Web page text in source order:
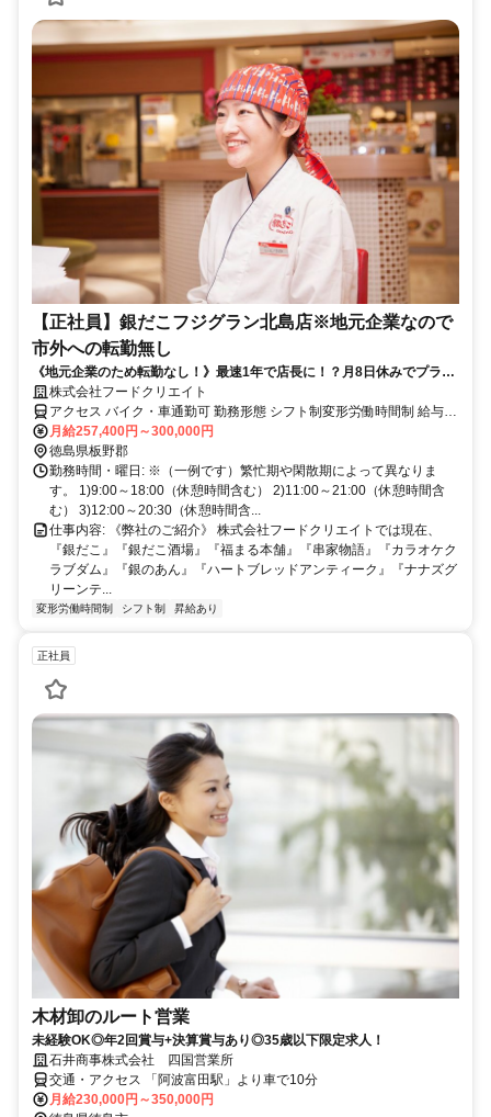
【正社員】銀だこフジグラン北島店※地元企業なので
市外への転勤無し
《地元企業のため転勤なし！》最速1年で店長に！？月8日休みでプライ
ベート充実！
株式会社フードクリエイト
アクセス バイク・車通勤可 勤務形態 シフト制変形労働時間制 給与・
待遇
月給257,400円～300,000円
徳島県板野郡
勤務時間・曜日: ※（一例です）繁忙期や閑散期によって異なりま
す。 1)9:00～18:00（休憩時間含む） 2)11:00～21:00（休憩時間含
む） 3)12:00～20:30（休憩時間含...
仕事内容: 《弊社のご紹介》 株式会社フードクリエイトでは現在、
『銀だこ』『銀だこ酒場』『福まる本舗』『串家物語』『カラオケク
ラブダム』『銀のあん』『ハートブレッドアンティーク』『ナナズグ
リーンテ...
変形労働時間制 シフト制 昇給あり
正社員
木材卸のルート営業
未経験OK◎年2回賞与+決算賞与あり◎35歳以下限定求人！
石井商事株式会社 四国営業所
交通・アクセス 「阿波富田駅」より車で10分
月給230,000円～350,000円